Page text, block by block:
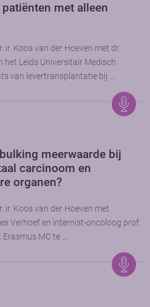
met alleen
Koos van der Hoeven met dr.
het Leids Universitair Medisch
van levertransplantatie bij …
meerwaarde bij
carcinoom en
organen?
ir. Koos van der Hoeven met
Verhoef en internist-oncoloog prof.
Erasmus MC te …